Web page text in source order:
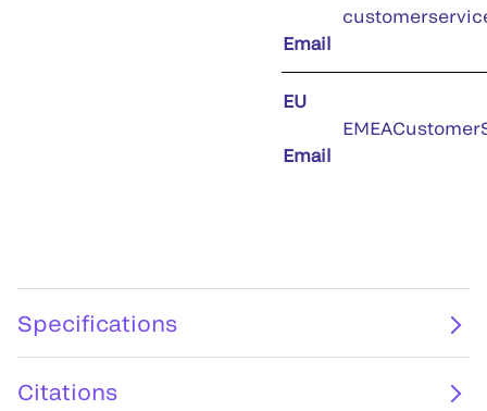
Email
EU
Email
Specifications
Citations